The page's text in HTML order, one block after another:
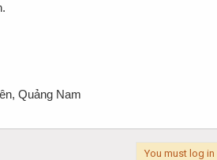
Quảng Nam
You must log